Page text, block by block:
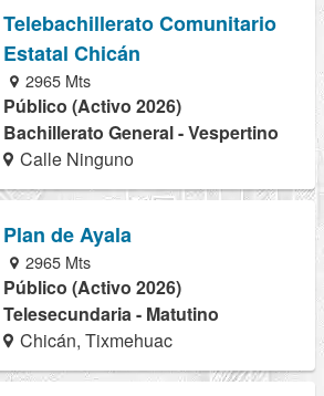
Telebachillerato Comunitario
Estatal Chicán
2965 Mts
Público (Activo 2026)
Bachillerato General - Vespertino
Calle Ninguno
Plan de Ayala
2965 Mts
Público (Activo 2026)
Telesecundaria - Matutino
Chicán, Tixmehuac